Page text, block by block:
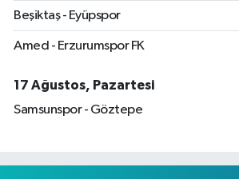
Beşiktaş - Eyüpspor
Amed - Erzurumspor FK
17 Ağustos, Pazartesi
Samsunspor - Göztepe